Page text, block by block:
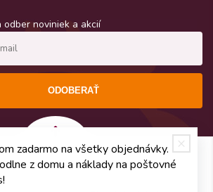
odber noviniek a akcií
ODOBERAŤ
zadarmo na všetky objednávky.
z domu a náklady na poštovné